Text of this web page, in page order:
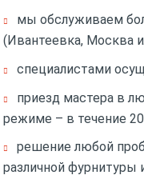
мы обслуживаем
(Ивантеевка, Москва
специалистами
приезд мастера в
режиме – в течение
решение любой
различной фурнитуры